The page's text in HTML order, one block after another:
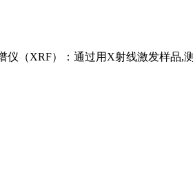
（XRF）：通过用X射线激发样品,